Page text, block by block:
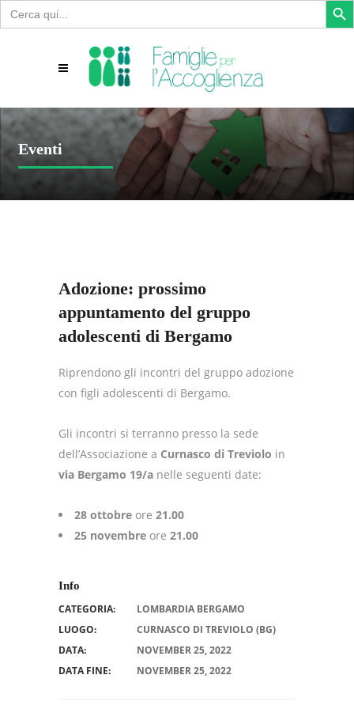
Search
for:
Eventi
Adozione: prossimo
appuntamento del gruppo
adolescenti di Bergamo
Riprendono gli incontri del gruppo adozione
con figli adolescenti di Bergamo.
Gli incontri si terranno presso la sede
dell’Associazione a Curnasco di Treviolo in
via Bergamo 19/a nelle seguenti date:
28 ottobre ore 21.00
25 novembre ore 21.00
Info
CATEGORIA:
LOMBARDIA BERGAMO
LUOGO:
CURNASCO DI TREVIOLO (BG)
DATA:
NOVEMBER 25, 2022
DATA FINE:
NOVEMBER 25, 2022